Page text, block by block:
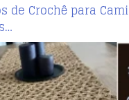
de Crochê para